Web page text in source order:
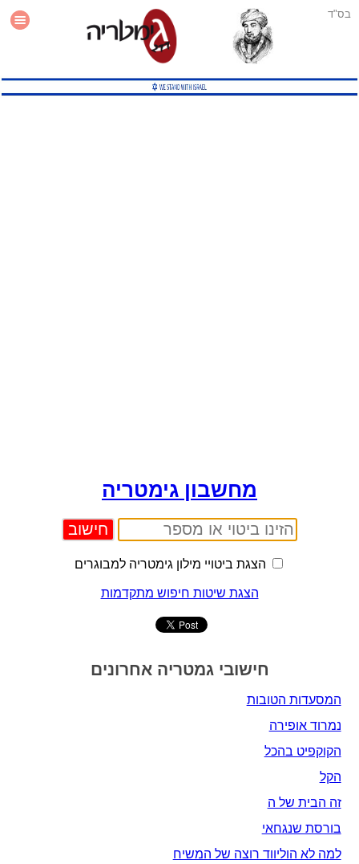
בס"ד
עזרה
מחשבון גימטריה
הצגת ביטויי מילון גימטריה למבוגרים
הצגת שיטות חיפוש מתקדמות
חישובי גמטריה אחרונים
המסעדות הטובות
נמרוד אופירה
הקוקפיט בהכל
הקל
זה הבית של ה
בורסת שנגחאי
למה לא הוליווד רוצה של המשיח